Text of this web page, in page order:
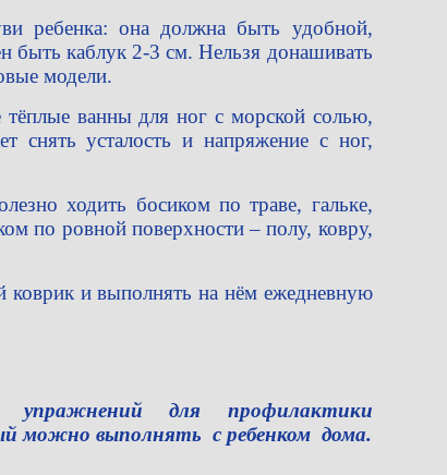
ребенка: она должна быть удобной,
быть каблук 2-3 см. Нельзя донашивать
модели.
ванны для ног с морской солью,
снять усталость и напряжение с ног,
ходить босиком по траве, гальке,
по ровной поверхности – полу, ковру,
и выполнять на нём ежедневную
для профилактики
можно выполнять с ребенком дома.